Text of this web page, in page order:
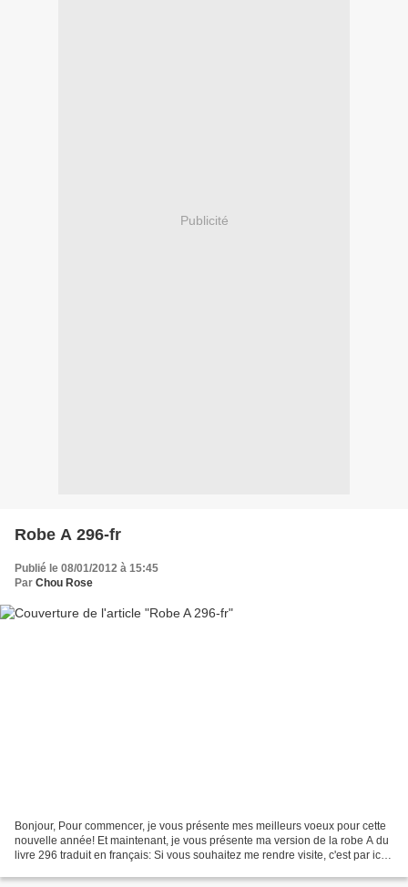
Publicité
Robe A 296-fr
Publié le 08/01/2012 à 15:45
Par Chou Rose
Bonjour, Pour commencer, je vous présente mes meilleurs voeux pour cette
nouvelle année! Et maintenant, je vous présente ma version de la robe A du
livre 296 traduit en français: Si vous souhaitez me rendre visite, c'est par ici: